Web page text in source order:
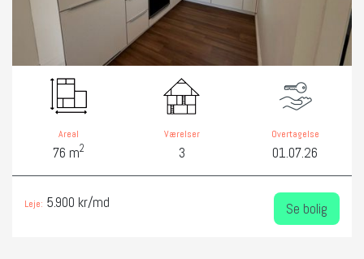
Areal
76 m2
Værelser
3
Overtagelse
01.07.26
Leje: 5.900 kr/md Se bolig